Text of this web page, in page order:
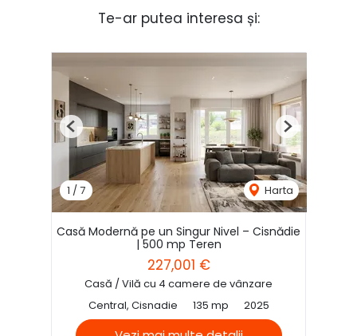
Te-ar putea interesa și:
1 /7 Harta
Previous Next
Casă Modernă pe un Singur Nivel – Cisnădie
| 500 mp Teren
227,001 €
Casă / Vilă cu 4 camere de vânzare
Central, Cisnadie
135 mp 2025